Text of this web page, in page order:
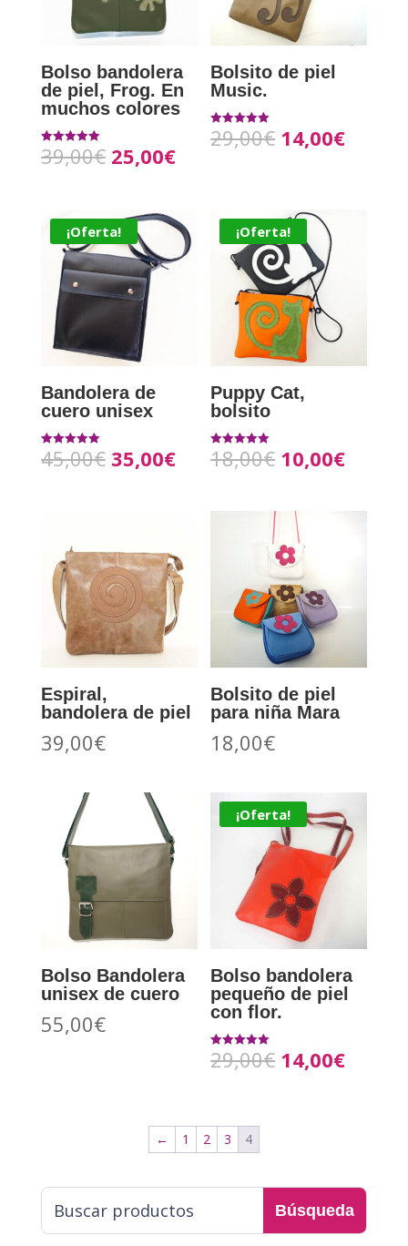
Bolso bandolera
de piel, Frog. En
muchos colores
Valorado con
5.00
39,00€ 25,00€
Bolsito de piel
Music.
Valorado con
5.00
29,00€ 14,00€
¡Oferta!
Bandolera de
cuero unisex
Valorado con
5.00
45,00€ 35,00€
¡Oferta!
Puppy Cat,
bolsito
Valorado con
5.00
18,00€ 10,00€
Espiral,
bandolera de piel
39,00€
Bolsito de piel
para niña Mara
18,00€
Bolso Bandolera
unisex de cuero
55,00€
¡Oferta!
Bolso bandolera
pequeño de piel
con flor.
Valorado con
5.00
29,00€ 14,00€
← 1 2 3 4